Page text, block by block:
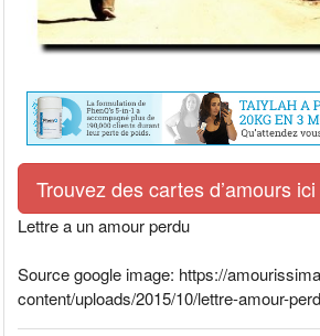
Trouvez des cartes d’amours
Lettre a un amour perdu
Source google image: https://
content/uploads/2015/10/lettre-amour-